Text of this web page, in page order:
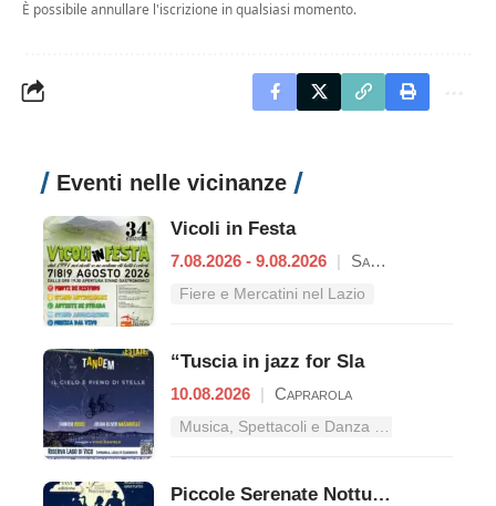
È possibile annullare l'iscrizione in qualsiasi momento.
Eventi nelle vicinanze
Vicoli in Festa
7.08.2026 - 9.08.2026 | Sant'Oreste
Fiere e Mercatini nel Lazio
“Tuscia in jazz for Sla
10.08.2026 | Caprarola
Piccole Serenate Notturne